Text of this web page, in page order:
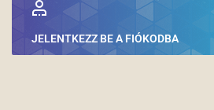
JELENTKEZZ BE A FIÓKODBA